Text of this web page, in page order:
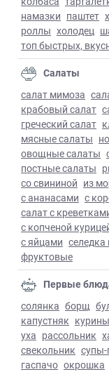
намазки паштет
роллы холодец
топ быстрых,
Салаты
салат мимоза
крабовый салат
греческий салат
мясные салаты
овощные салаты
постные салаты
со свининой из
с ананасами с
салат с
с копченой
с яйцами
фруктовые
Первые
солянка борщ
капустняк
уха рассольник
свекольник
гаспачо окрошка